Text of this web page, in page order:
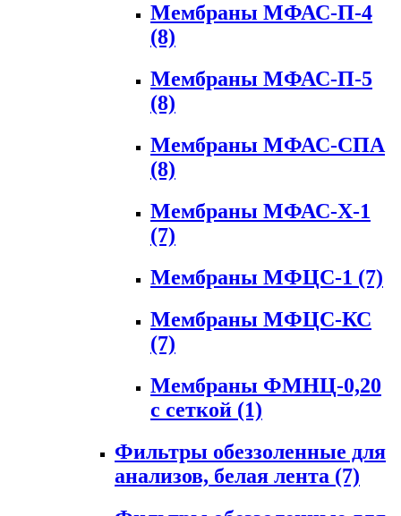
Мембраны МФАС-П-4
(8)
Мембраны МФАС-П-5
(8)
Мембраны МФАС-СПА
(8)
Мембраны МФАС-Х-1
(7)
Мембраны МФЦС-1 (7)
Мембраны МФЦС-КС
(7)
Мембраны ФМНЦ-0,20
с сеткой (1)
Фильтры обеззоленные для
анализов, белая лента (7)